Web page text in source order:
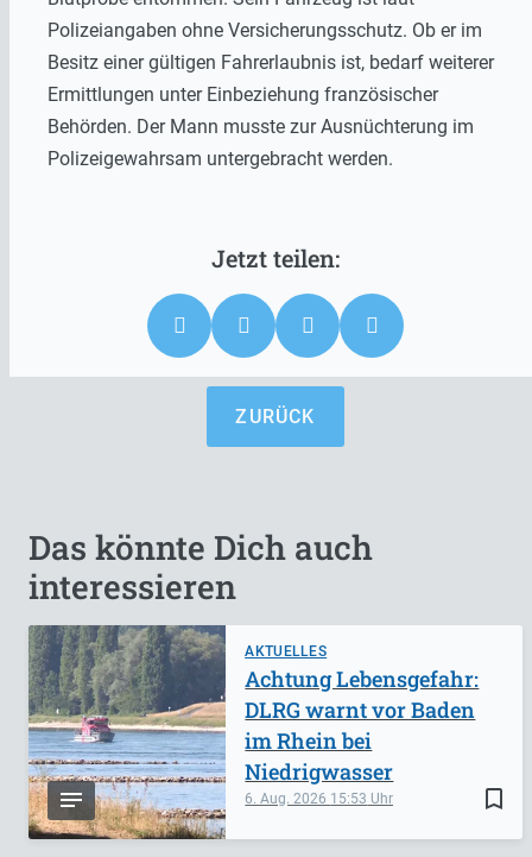
Polizeiangaben ohne Versicherungsschutz. Ob er im
Besitz einer gültigen Fahrerlaubnis ist, bedarf weiterer
Ermittlungen unter Einbeziehung französischer
Behörden. Der Mann musste zur Ausnüchterung im
Polizeigewahrsam untergebracht werden.
ZURÜCK
Das könnte Dich auch
interessieren
AKTUELLES
bookmark_border
6. Aug. 2026 15:53
Achtung Lebensgefahr:
DLRG warnt vor Baden
im Rhein bei
Niedrigwasser